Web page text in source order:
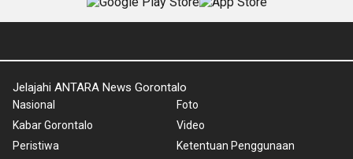
Jelajahi ANTARA News Gorontalo
Nasional
Kabar Gorontalo
Peristiwa
Foto
Video
Ketentuan Penggunaan